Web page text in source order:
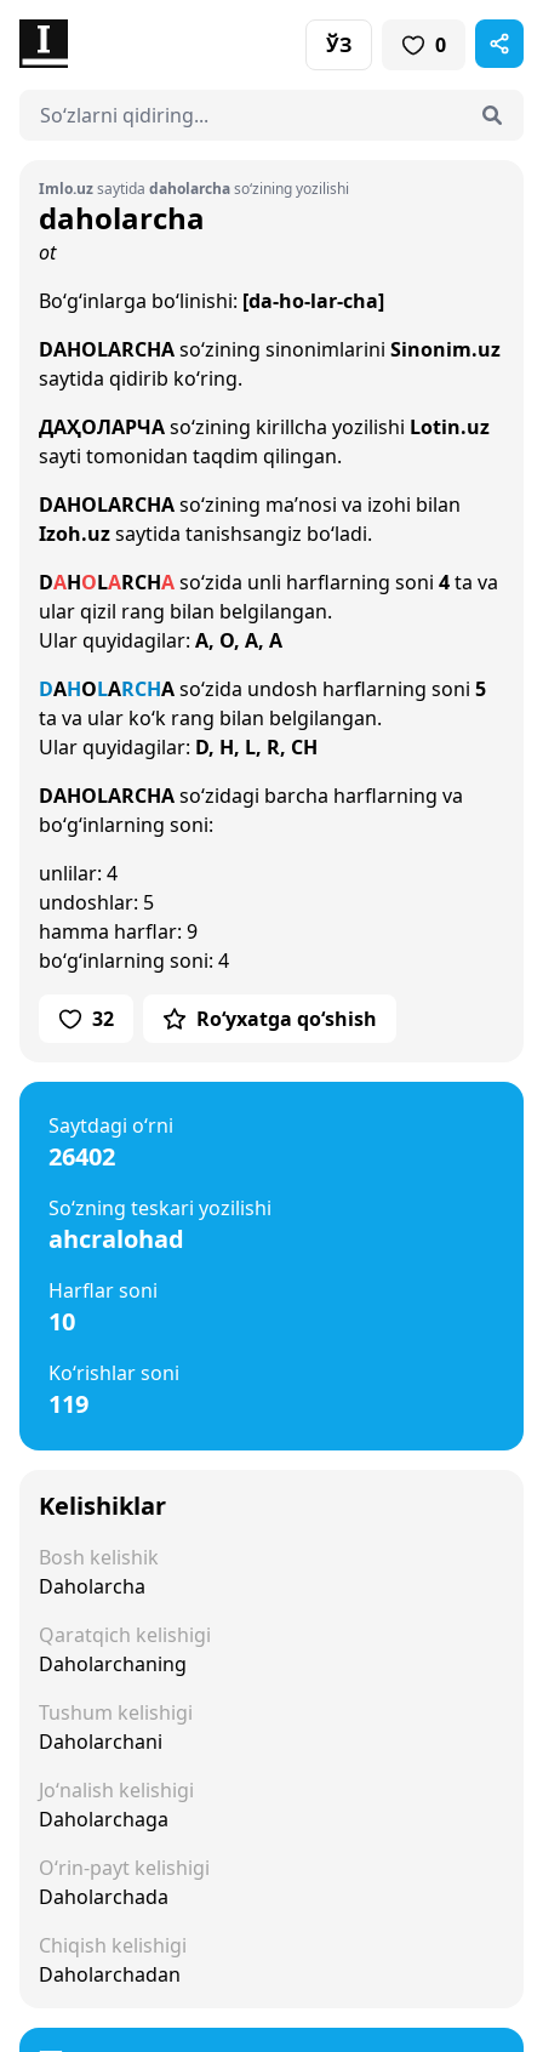
ЎЗ 0
Imlo.uzsaytida daholarchaso‘zining yozilishi
daholarcha
ot
Bo‘g‘inlarga bo‘linishi: [da-ho-lar-cha]
DAHOLARCHAso‘zining sinonimlarini Sinonim.uz
saytida qidirib ko‘ring.
ДАҲОЛАРЧАso‘zining kirillcha yozilishi Lotin.uz
sayti tomonidan taqdim qilingan.
DAHOLARCHAso‘zining ma’nosi va izohi bilan
Izoh.uzsaytida tanishsangiz bo‘ladi.
DAHOLARCHAso‘zida unli harflarning soni 4ta va
ular qizil rang bilan belgilangan.
Ular quyidagilar: A, O, A, A
DAHOLARCHAso‘zida undosh harflarning soni 5
ta va ular ko‘k rang bilan belgilangan.
Ular quyidagilar: D, H, L, R, CH
DAHOLARCHAso‘zidagi barcha harflarning va
bo‘g‘inlarning soni:
unlilar: 4
undoshlar: 5
hamma harflar: 9
bo‘g‘inlarning soni: 4
32 Ro‘yxatga qo‘shish
Saytdagi o‘rni
26402
So‘zning teskari yozilishi
ahcralohad
Harflar soni
10
Ko‘rishlar soni
119
Kelishiklar
Bosh kelishik
Daholarcha
Qaratqich kelishigi
Daholarchaning
Tushum kelishigi
Daholarchani
Jo‘nalish kelishigi
Daholarchaga
O‘rin-payt kelishigi
Daholarchada
Chiqish kelishigi
Daholarchadan